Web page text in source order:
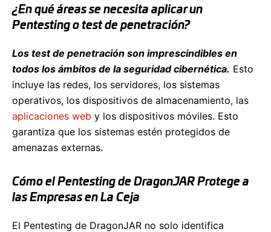
¿En qué áreas se necesita aplicar un
Pentesting o test de penetración?
Los test de penetración son imprescindibles en
todos los ámbitos de la seguridad cibernética. Esto
incluye las redes, los servidores, los sistemas
operativos, los dispositivos de almacenamiento, las
aplicaciones web y los dispositivos móviles. Esto
garantiza que los sistemas estén protegidos de
amenazas externas.
Cómo el Pentesting de DragonJAR Protege a
las Empresas en La Ceja
El Pentesting de DragonJAR no solo identifica